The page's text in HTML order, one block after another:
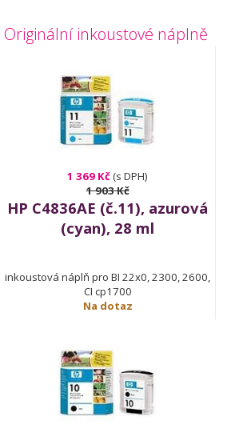
Originální inkoustové náplně
1 369 Kč(s DPH)
1 903 Kč
HP C4836AE (č.11), azurová
(cyan), 28 ml
inkoustová náplň pro BI 22x0, 2300, 2600,
CI cp1700
Na dotaz